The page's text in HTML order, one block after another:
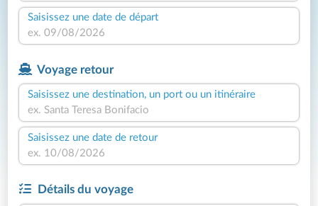
Saisissez une date de départ
Voyage retour
Saisissez une destination, un port ou un itinéraire
Saisissez une date de retour
Détails du voyage